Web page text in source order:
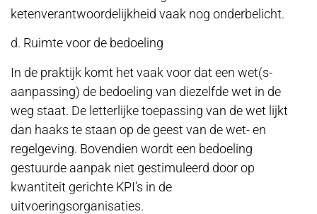
ketenverantwoordelijkheid vaak nog onderbelicht.
d. Ruimte voor de bedoeling
In de praktijk komt het vaak voor dat een wet(s-
aanpassing) de bedoeling van diezelfde wet in de
weg staat. De letterlijke toepassing van de wet lijkt
dan haaks te staan op de geest van de wet- en
regelgeving. Bovendien wordt een bedoeling
gestuurde aanpak niet gestimuleerd door op
kwantiteit gerichte KPI’s in de
uitvoeringsorganisaties.